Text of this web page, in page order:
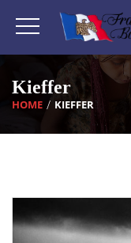
Kieffer
HOME KIEFFER